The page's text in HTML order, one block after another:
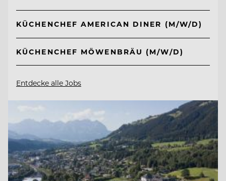
KÜCHENCHEF AMERICAN DINER (M/W/D)
KÜCHENCHEF MÖWENBRÄU (M/W/D)
Entdecke alle Jobs